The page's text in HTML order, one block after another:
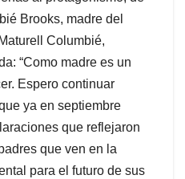
Brooks, madre del
Columbié,
“Como madre es un
Espero continuar
ya en septiembre
que reflejaron
que ven en la
para el futuro de sus